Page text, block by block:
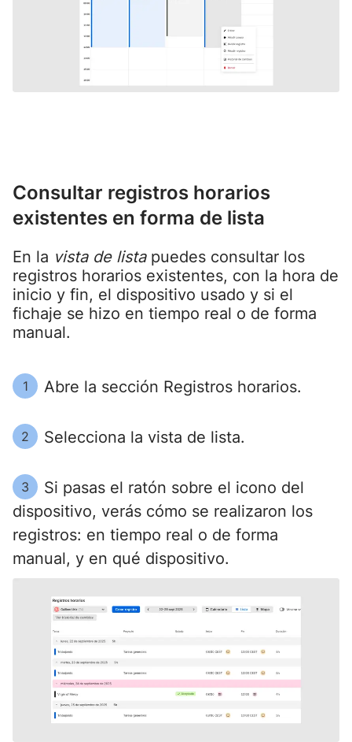
Consultar registros horarios
existentes en forma de lista
En la vista de lista puedes consultar los
registros horarios existentes, con la hora de
inicio y fin, el dispositivo usado y si el
fichaje se hizo en tiempo real o de forma
manual.
1 Abre la sección Registros horarios.
2 Selecciona la vista de lista.
3
Si pasas el ratón sobre el icono del
dispositivo, verás cómo se realizaron los
registros: en tiempo real o de forma
manual, y en qué dispositivo.